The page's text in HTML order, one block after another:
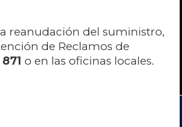
reanudación del suministro,
de Reclamos de
o en las oficinas locales.